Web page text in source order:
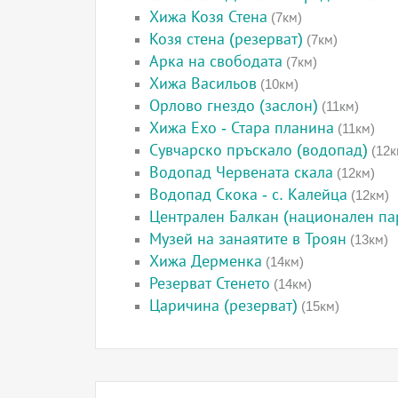
Хижа Козя Стена (7км)
Козя стена (резерват) (7км)
Арка на свободата (7км)
Хижа Васильов (10км)
Орлово гнездо (заслон) (11км)
Хижа Ехо - Стара планина (11км)
Сувчарско пръскало (водопад)
Водопад Червената скала (12км)
Водопад Скока - с. Калейца (12км)
Централен Балкан (национален
Музей на занаятите в Троян (13км)
Хижа Дерменка (14км)
Резерват Стенето (14км)
Царичина (резерват) (15км)